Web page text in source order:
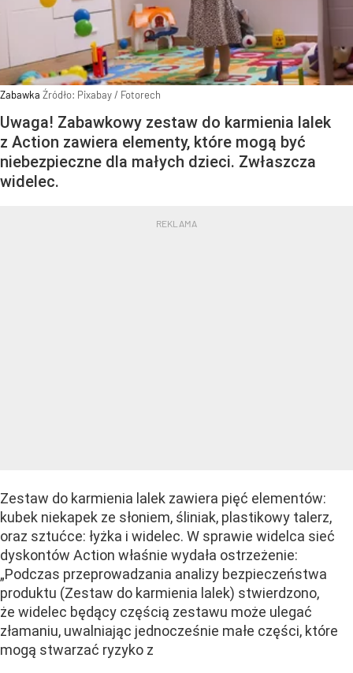
Zabawka Źródło: Pixabay/ Fotorech
Uwaga! Zabawkowy zestaw do karmienia lalek
z Action zawiera elementy, które mogą być
niebezpieczne dla małych dzieci. Zwłaszcza
widelec.
Zestaw do karmienia lalek zawiera pięć elementów:
kubek niekapek ze słoniem, śliniak, plastikowy talerz,
oraz sztućce: łyżka i widelec. W sprawie widelca sieć
dyskontów Action właśnie wydała ostrzeżenie:
„Podczas przeprowadzania analizy bezpieczeństwa
produktu (Zestaw do karmienia lalek) stwierdzono,
że widelec będący częścią zestawu może ulegać
złamaniu, uwalniając jednocześnie małe części, które
mogą stwarzać ryzyko z